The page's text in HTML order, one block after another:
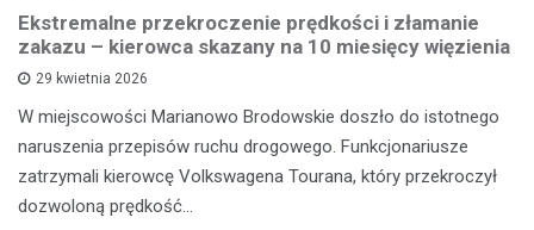
Ekstremalne przekroczenie prędkości i złamanie
zakazu – kierowca skazany na 10 miesięcy więzienia
29 kwietnia 2026
W miejscowości Marianowo Brodowskie doszło do istotnego
naruszenia przepisów ruchu drogowego. Funkcjonariusze
zatrzymali kierowcę Volkswagena Tourana, który przekroczył
dozwoloną prędkość…